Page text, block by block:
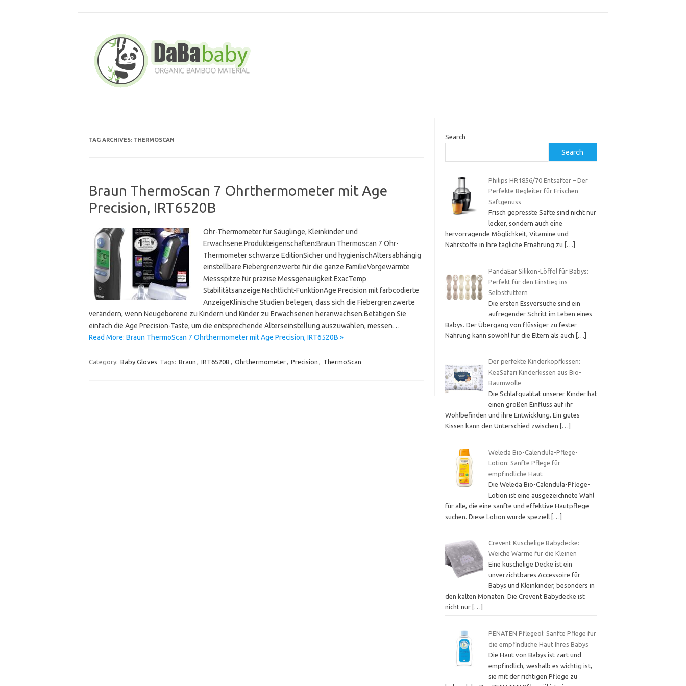
TAG ARCHIVES: THERMOSCAN
Braun ThermoScan 7 Ohrthermometer mit Age
Precision, IRT6520B
Ohr-Thermometer für Säuglinge, Kleinkinder und
Erwachsene.Produkteigenschaften:Braun Thermoscan 7 Ohr-
Thermometer schwarze EditionSicher und hygienischAltersabhängig
einstellbare Fiebergrenzwerte für die ganze FamilieVorgewärmte
Messspitze für präzise Messgenauigkeit.ExacTemp
Stabilitätsanzeige.Nachtlicht-FunktionAge Precision mit farbcodierte
AnzeigeKlinische Studien belegen, dass sich die Fiebergrenzwerte
verändern, wenn Neugeborene zu Kindern und Kinder zu Erwachsenen heranwachsen.Betätigen Sie
einfach die Age Precision-Taste, um die entsprechende Alterseinstellung auszuwählen, messen…
Read More: Braun ThermoScan 7 Ohrthermometer mit Age Precision, IRT6520B »
Category: Baby Gloves Tags: Braun , IRT6520B , Ohrthermometer, Precision , ThermoScan
Search
Search
Philips HR1856/70 Entsafter – Der
Perfekte Begleiter für Frischen
Saftgenuss
Frisch gepresste Säfte sind nicht nur
lecker, sondern auch eine
hervorragende Möglichkeit, Vitamine und
Nährstoffe in Ihre tägliche Ernährung zu
[…]
PandaEar Silikon-Löffel für Babys:
Perfekt für den Einstieg ins
Selbstfüttern
Die ersten Essversuche sind ein
aufregender Schritt im Leben eines
Babys. Der Übergang von flüssiger zu fester
Nahrung kann sowohl für die Eltern als auch […]
Der perfekte Kinderkopfkissen:
KeaSafari Kinderkissen aus Bio-
Baumwolle
Die Schlafqualität unserer Kinder hat
einen großen Einfluss auf ihr
Wohlbefinden und ihre Entwicklung. Ein gutes
Kissen kann den Unterschied zwischen
[…]
Weleda Bio-Calendula-Pflege-
Lotion: Sanfte Pflege für
empfindliche Haut
Die Weleda Bio-Calendula-Pflege-
Lotion ist eine ausgezeichnete Wahl
für alle, die eine sanfte und effektive Hautpflege
suchen. Diese Lotion wurde speziell […]
Crevent Kuschelige Babydecke:
Weiche Wärme für die Kleinen
Eine kuschelige Decke ist ein
unverzichtbares Accessoire für
Babys und Kleinkinder, besonders in
den kalten Monaten. Die Crevent Babydecke ist
nicht nur […]
PENATEN Pflegeöl: Sanfte Pflege für
die empfindliche Haut Ihres Babys
Die Haut von Babys ist zart und
empfindlich, weshalb es wichtig ist,
sie mit der richtigen Pflege zu